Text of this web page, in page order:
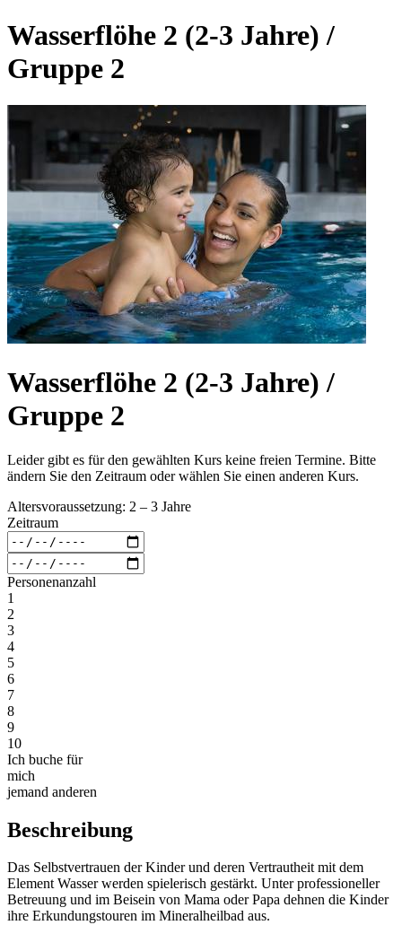
Wasserflöhe 2 (2-3 Jahre) /
Gruppe 2
Wasserflöhe 2 (2-3 Jahre) /
Gruppe 2
Leider gibt es für den gewählten Kurs keine freien Termine. Bitte
ändern Sie den Zeitraum oder wählen Sie einen anderen Kurs.
Altersvoraussetzung: 2 – 3 Jahre
Zeitraum
Personenanzahl
1
2
3
4
5
6
7
8
9
10
Ich buche für
mich
jemand anderen
Beschreibung
Das Selbstvertrauen der Kinder und deren Vertrautheit mit dem
Element Wasser werden spielerisch gestärkt. Unter professioneller
Betreuung und im Beisein von Mama oder Papa dehnen die Kinder
ihre Erkundungstouren im Mineralheilbad aus.